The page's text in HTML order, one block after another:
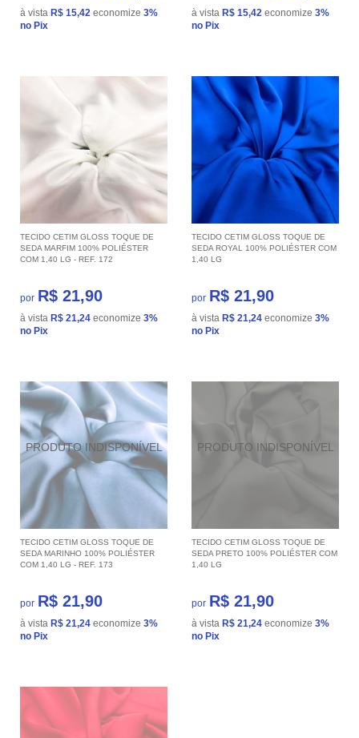
à vista R$ 15,42 economize 3%
no Pix
à vista R$ 15,42 economize 3%
no Pix
TECIDO CETIM GLOSS TOQUE DE
SEDA MARFIM 100% POLIÉSTER
COM 1,40 LG - REF. 172
por R$ 21,90
à vista R$ 21,24 economize 3%
no Pix
TECIDO CETIM GLOSS TOQUE DE
SEDA ROYAL 100% POLIÉSTER COM
1,40 LG
por R$ 21,90
à vista R$ 21,24 economize 3%
no Pix
TECIDO CETIM GLOSS TOQUE DE
SEDA MARINHO 100% POLIÉSTER
COM 1,40 LG - REF. 173
por R$ 21,90
à vista R$ 21,24 economize 3%
no Pix
TECIDO CETIM GLOSS TOQUE DE
SEDA PRETO 100% POLIÉSTER COM
1,40 LG
por R$ 21,90
à vista R$ 21,24 economize 3%
no Pix